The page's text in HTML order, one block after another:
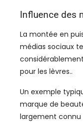
Influence des
La montée en
médias sociaux
pour les lèvres..
Un exemple
marque de
largement